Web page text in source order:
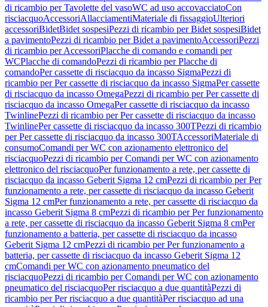
di ricambio per Tavolette del vasoWC ad uso accovacciatoCon
risciacquoAccessoriAllacciamentiMateriale di fissaggioUlteriori
accessoriBidetBidet sospesiPezzi di ricambio per Bidet sospesiBidet
a pavimentoPezzi di ricambio per Bidet a pavimentoAccessoriPezzi
di ricambio per AccessoriPlacche di comando e comandi per
WCPlacche di comandoPezzi di ricambio per Placche di
comandoPer cassette di risciacquo da incasso SigmaPezzi di
ricambio per Per cassette di risciacquo da incasso SigmaPer cassette
di risciacquo da incasso OmegaPezzi di ricambio per Per cassette di
risciacquo da incasso OmegaPer cassette di risciacquo da incasso
TwinlinePezzi di ricambio per Per cassette di risciacquo da incasso
TwinlinePer cassette di risciacquo da incasso 300TPezzi di ricambio
per Per cassette di risciacquo da incasso 300TAccessoriMateriale di
consumoComandi per WC con azionamento elettronico del
risciacquoPezzi di ricambio per Comandi per WC con azionamento
elettronico del risciacquoPer funzionamento a rete, per cassette di
risciacquo da incasso Geberit Sigma 12 cmPezzi di ricambio per Per
funzionamento a rete, per cassette di risciacquo da incasso Geberit
Sigma 12 cmPer funzionamento a rete, per cassette di risciacquo da
incasso Geberit Sigma 8 cmPezzi di ricambio per Per funzionamento
a rete, per cassette di risciacquo da incasso Geberit Sigma 8 cmPer
funzionamento a batteria, per cassette di risciacquo da incasso
Geberit Sigma 12 cmPezzi di ricambio per Per funzionamento a
batteria, per cassette di risciacquo da incasso Geberit Sigma 12
cmComandi per WC con azionamento pneumatico del
risciacquoPezzi di ricambio per Comandi per WC con azionamento
pneumatico del risciacquoPer risciacquo a due quantitàPezzi di
ricambio per Per risciacquo a due quantitàPer risciacquo ad una